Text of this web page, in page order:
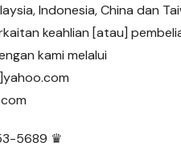
Indonesia, China dan
keahlian [atau]
kami melalui
5689 ♛